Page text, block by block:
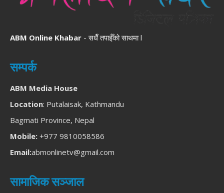
ABM Online Khabar - सधैँ तपाईँको साथमा l
सम्पर्क
ABM Media House
Location: Putalaisak, Kathmandu
Bagmati Province, Nepal
Mobile: +977 9810058586
Email:abmonlinetv@gmail.com
सामाजिक सञ्जाल